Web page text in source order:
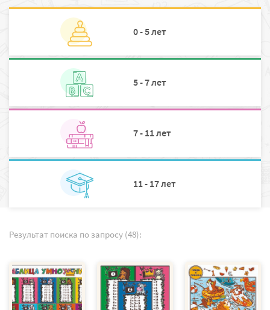
0 - 5 лет
5 - 7 лет
7 - 11 лет
11 - 17 лет
Результат поиска по запросу (48):